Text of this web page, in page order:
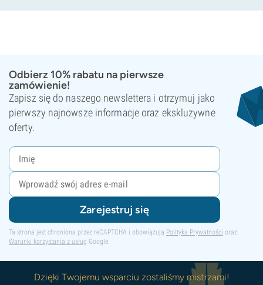
Odbierz 10% rabatu na pierwsze
zamówienie!
Zapisz się do naszego newslettera i otrzymuj jako
pierwszy najnowsze informacje oraz ekskluzywne
oferty.
Zarejestruj się
Ta strona jest chroniona przez reCAPTCHA i obowiązują Polityka Prywatności oraz
Warunki korzystania z usług Google.
Dzięki Twojemu wsparciu zostaliśmy mistrzami!